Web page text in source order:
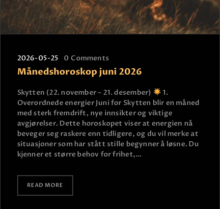
STJERNETEGN
TAROTKORT
KLARSYNTE
BETALING
VIPPS
JOBBE SOM KLARSYNT
FAQ
KONTAKT OSS
2026-05-25 0 Comments
Månedshoroskop juni 2026
Skytten (22. november – 21. desember)
1.
Overordnede energier Juni for Skytten blir en måned
med sterk fremdrift, nye innsikter og viktige
avgjørelser. Dette horoskopet viser at energien nå
beveger seg raskere enn tidligere, og du vil merke at
situasjoner som har stått stille begynner å løsne. Du
kjenner et større behov for frihet,…
READ MORE